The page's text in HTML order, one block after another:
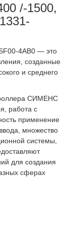
/-1500,
4AB0 — это
созданные
и среднего
СИМЕНС
работа с
применение
множество
системы,
для создания
сферах